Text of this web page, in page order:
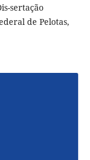
sertação
de Pelotas,